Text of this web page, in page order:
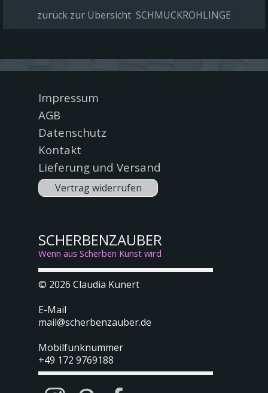
zurück zur Übersicht SCHMUCKROHLINGE
SCHERBENZAUBER
Wenn aus Scherben Kunst wird
Impressum
AGB
Datenschutz
Kontakt
Lieferung und Versand
© 2026 Claudia Kunert
E-Mail
mail@scherbenzauber.de
Mobilfunknummer
+49 172 9769188
Vertrag widerrufen